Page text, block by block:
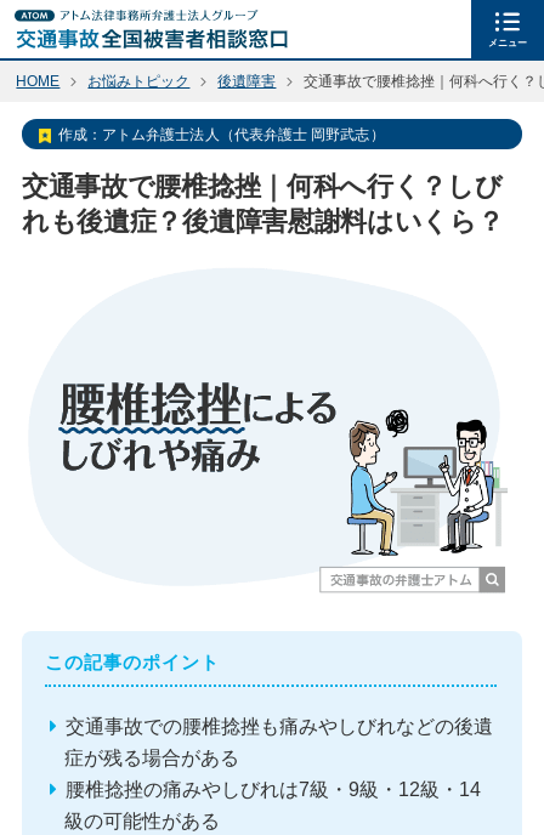
メニュー
HOME お悩みトピック 後遺障害 交通事故で腰椎捻挫｜何科へ行く
作成：アトム弁護士法人（代表弁護士 岡野武志）
交通事故で腰椎捻挫｜何科へ行く？しび
れも後遺症？後遺障害慰謝料はいくら？
この記事のポイント
交通事故での腰椎捻挫も痛みやしびれなどの後遺
症が残る場合がある
腰椎捻挫の痛みやしびれは7級・9級・12級・14
級の可能性がある